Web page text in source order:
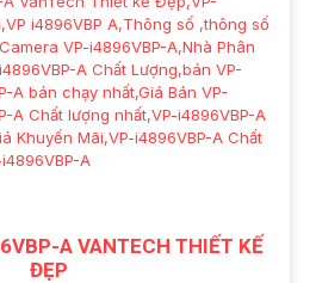
báo động trên thị trường và
tin hoặc muốn để lại thông tin
có thể giúp bạn tìm kiếm các
đặt Camera Báo Động Chống
A VANTECH THIẾT KẾ
ĐẸP